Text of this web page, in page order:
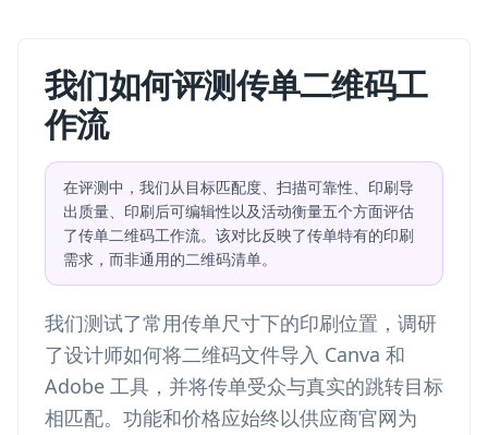
我们如何评测传单二维码工
作流
在评测中，我们从目标匹配度、扫描可靠性、印刷导
出质量、印刷后可编辑性以及活动衡量五个方面评估
了传单二维码工作流。该对比反映了传单特有的印刷
需求，而非通用的二维码清单。
我们测试了常用传单尺寸下的印刷位置，调研
了设计师如何将二维码文件导入 Canva 和
Adobe 工具，并将传单受众与真实的跳转目标
相匹配。功能和价格应始终以供应商官网为